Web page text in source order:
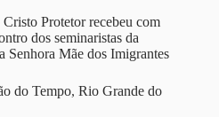
Protetor recebeu com
dos seminaristas da
Senhora Mãe dos Imigrantes
do Tempo, Rio Grande do